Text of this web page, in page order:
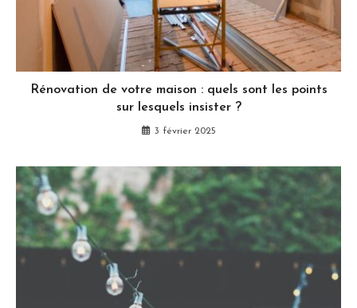
Rénovation de votre maison : quels sont les points
sur lesquels insister ?
3 février 2025